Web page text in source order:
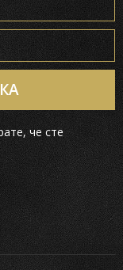
че сте